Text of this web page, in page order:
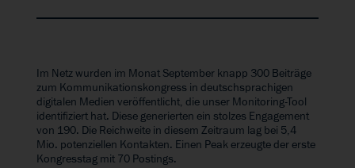
Im Netz wurden im Monat September knapp 300 Beiträge
zum Kommunikationskongress in deutschsprachigen
digitalen Medien veröffentlicht, die unser Monitoring-Tool
identifiziert hat. Diese generierten ein stolzes Engagement
von 190. Die Reichweite in diesem Zeitraum lag bei 5,4
Mio. potenziellen Kontakten. Einen Peak erzeugte der erste
Kongresstag mit 70 Postings.